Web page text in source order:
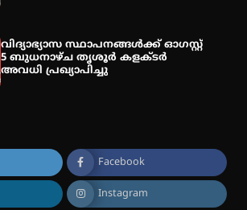
വിദ്യാഭ്യാസ സ്ഥാപനങ്ങള്‍ക്ക് ഓഗസ്റ്റ്
5 ബുധനാഴ്ച തൃശൂർ കളക്ടർ
അവധി പ്രഖ്യാപിച്ചു
Facebook
Instagram